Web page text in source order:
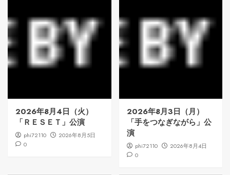
2026年8月4日（火）
「ＲＥＳＥＴ」公演
phi72110
2026年8月5日
0
2026年8月3日（月）
「手をつなぎながら」公
演
phi72110
2026年8月4日
0